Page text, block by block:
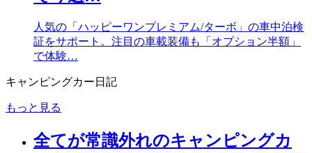
人気の「ハッピーワンプレミアム/ターボ」の車中泊検
証をサポート。注目の車載装備も「オプション半額」
で体験…
キャンピングカー日記
もっと見る
全てが常識外れのキャンピングカ